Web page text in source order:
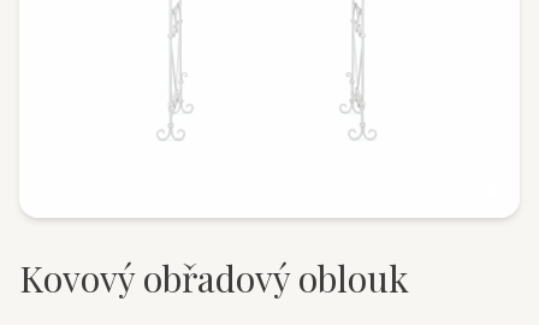
Kovový obřadový oblouk